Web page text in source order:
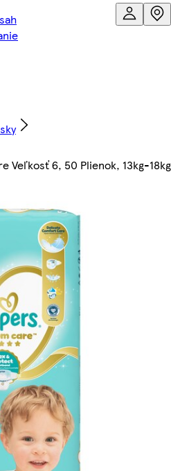
Veľkosť 6, 50 Plienok, 13kg-18kg